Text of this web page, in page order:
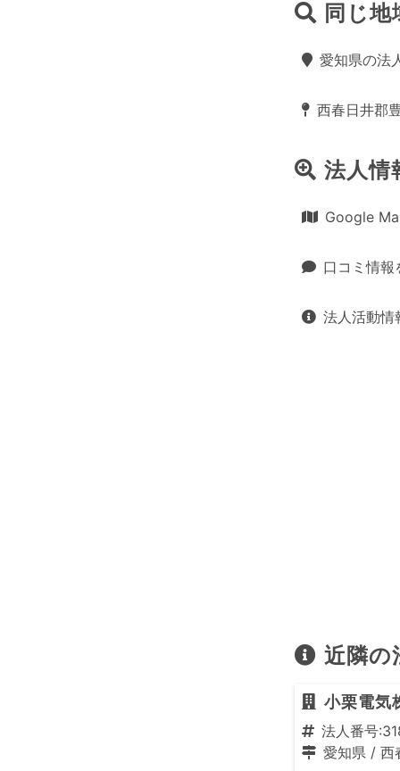
同じ
愛知県の法
西春日井郡
法人情
Google
口コミ情報
法人活動情
近隣の
小栗電気
法人番号
愛知県 / 西